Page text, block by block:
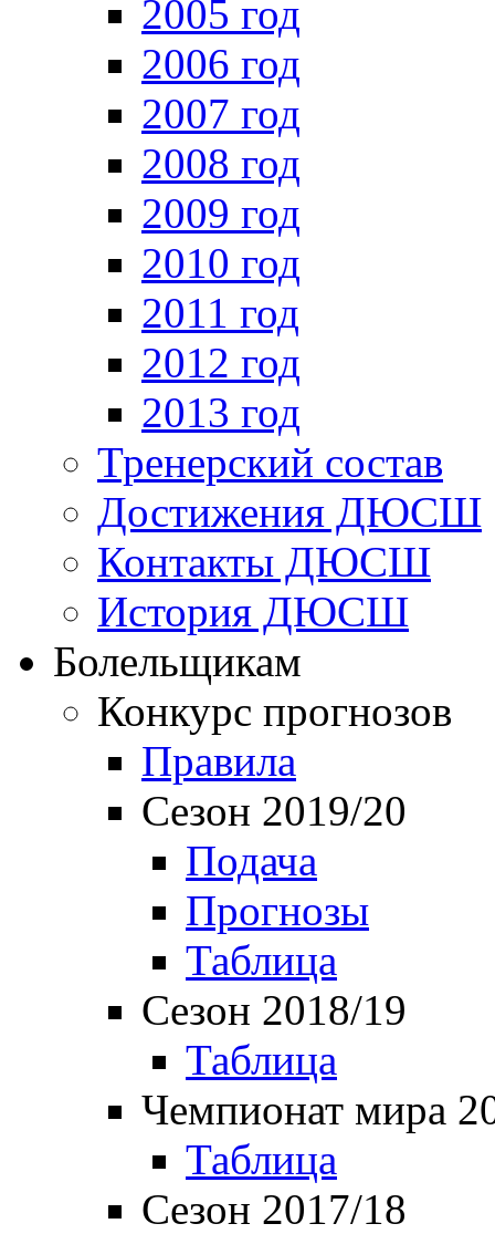
2005 год
2006 год
2007 год
2008 год
2009 год
2010 год
2011 год
2012 год
2013 год
Тренерский состав
Достижения ДЮСШ
Контакты ДЮСШ
История ДЮСШ
Болельщикам
Конкурс прогнозов
Правила
Сезон 2019/20
Подача
Прогнозы
Таблица
Сезон 2018/19
Таблица
Чемпионат мира
Таблица
Сезон 2017/18